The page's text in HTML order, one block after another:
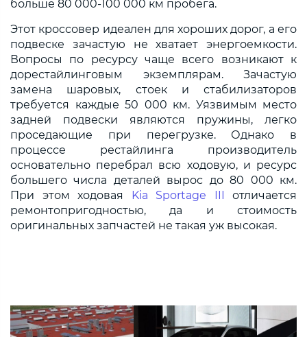
больше 80 000-100 000 км пробега.
Этот кроссовер идеален для хороших дорог, а его
подвеске зачастую не хватает энергоемкости.
Вопросы по ресурсу чаще всего возникают к
дорестайлинговым экземплярам. Зачастую
замена шаровых, стоек и стабилизаторов
требуется каждые 50 000 км. Уязвимым место
задней подвески являются пружины, легко
проседающие при перегрузке. Однако в
процессе рестайлинга производитель
основательно перебрал всю ходовую, и ресурс
большего числа деталей вырос до 80 000 км.
При этом ходовая
Kia Sportage III
отличается
ремонтопригодностью, да и стоимость
оригинальных запчастей не такая уж высокая.